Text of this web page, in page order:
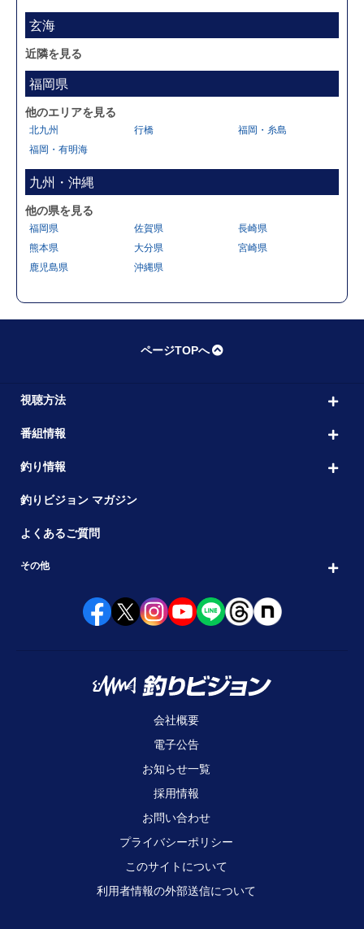
玄海
近隣を見る
福岡県
他のエリアを見る
北九州 行橋
福岡・糸島
福岡・有明海
九州・沖縄
他の県を見る
福岡県 佐賀県
長崎県
熊本県
大分県
宮崎県
鹿児島県
沖縄県
ページTOPへ
視聴方法
番組情報
釣り情報
釣りビジョン マガジン
よくあるご質問
その他
会社概要
電子公告
お知らせ一覧
採用情報
お問い合わせ
プライバシーポリシー
このサイトについて
利用者情報の外部送信について